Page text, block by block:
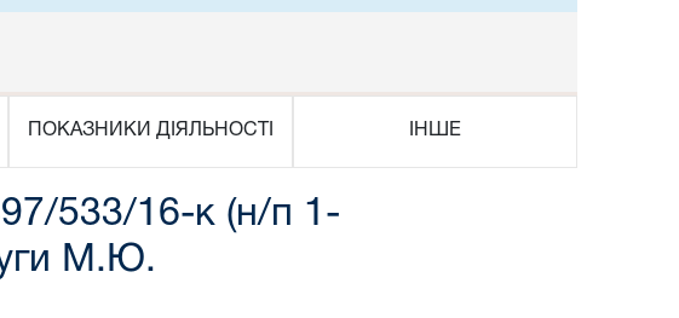
ПОКАЗНИКИ ДІЯЛЬНОСТІ ІНШЕ
533/16-к (н/п 1-
М.Ю.